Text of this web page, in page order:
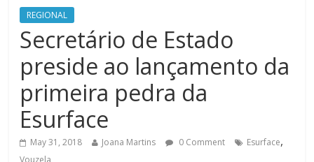
REGIONAL
Secretário de Estado
preside ao lançamento da
primeira pedra da
Esurface
May 31, 2018 Joana Martins 0 Comment Esurface,